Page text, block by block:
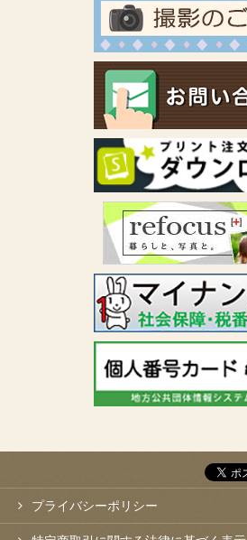
プライバシーポリシー